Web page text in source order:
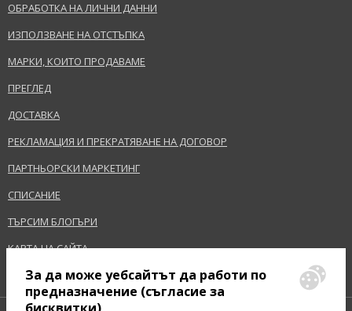
ОБРАБОТКА НА ЛИЧНИ ДАННИ
ИЗПОЛЗВАНЕ НА ОТСТЪПКА
МАРКИ, КОИТО ПРОДАВАМЕ
ПРЕГЛЕД
ДОСТАВКА
РЕКЛАМАЦИЯ И ПРЕКРАТЯВАНЕ НА ДОГОВОР
ПАРТНЬОРСКИ МАРКЕТИНГ
СПИСАНИЕ
ТЪРСИМ БЛОГЪРИ
КАРТА НА САЙТА
За да може уебсайтът да работи по
предназначение (съгласие за